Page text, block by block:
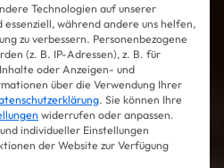
Technologien auf unserer
während andere uns helfen,
zu verbessern. Personenbezogene
(z. B. IP-Adressen), z. B. für
oder Anzeigen- und
über die Verwendung Ihrer
. Sie können Ihre
widerrufen oder anpassen.
individueller Einstellungen
der Website zur Verfügung